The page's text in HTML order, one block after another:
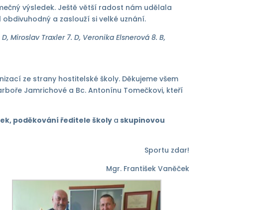
výsledek. Ještě větší radost nám udělala
obdivuhodný a zaslouží si velké uznání.
Miroslav Traxler 7. D, Veronika Elsnerová 8. B,
ze strany hostitelské školy. Děkujeme všem
Jamrichové a Bc. Antonínu Tomečkovi, kteří
, poděkování ředitele školy a skupinovou
Sportu zdar!
Mgr. František Vaněček